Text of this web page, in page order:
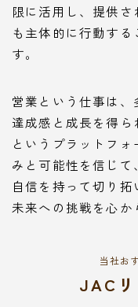
限に活用し、提供
も主体的に行動す
す。
営業という仕事は
達成感と成長を得
というプラットフ
みと可能性を信じ
自信を持って切り
未来への挑戦を心か
当社お
JAC